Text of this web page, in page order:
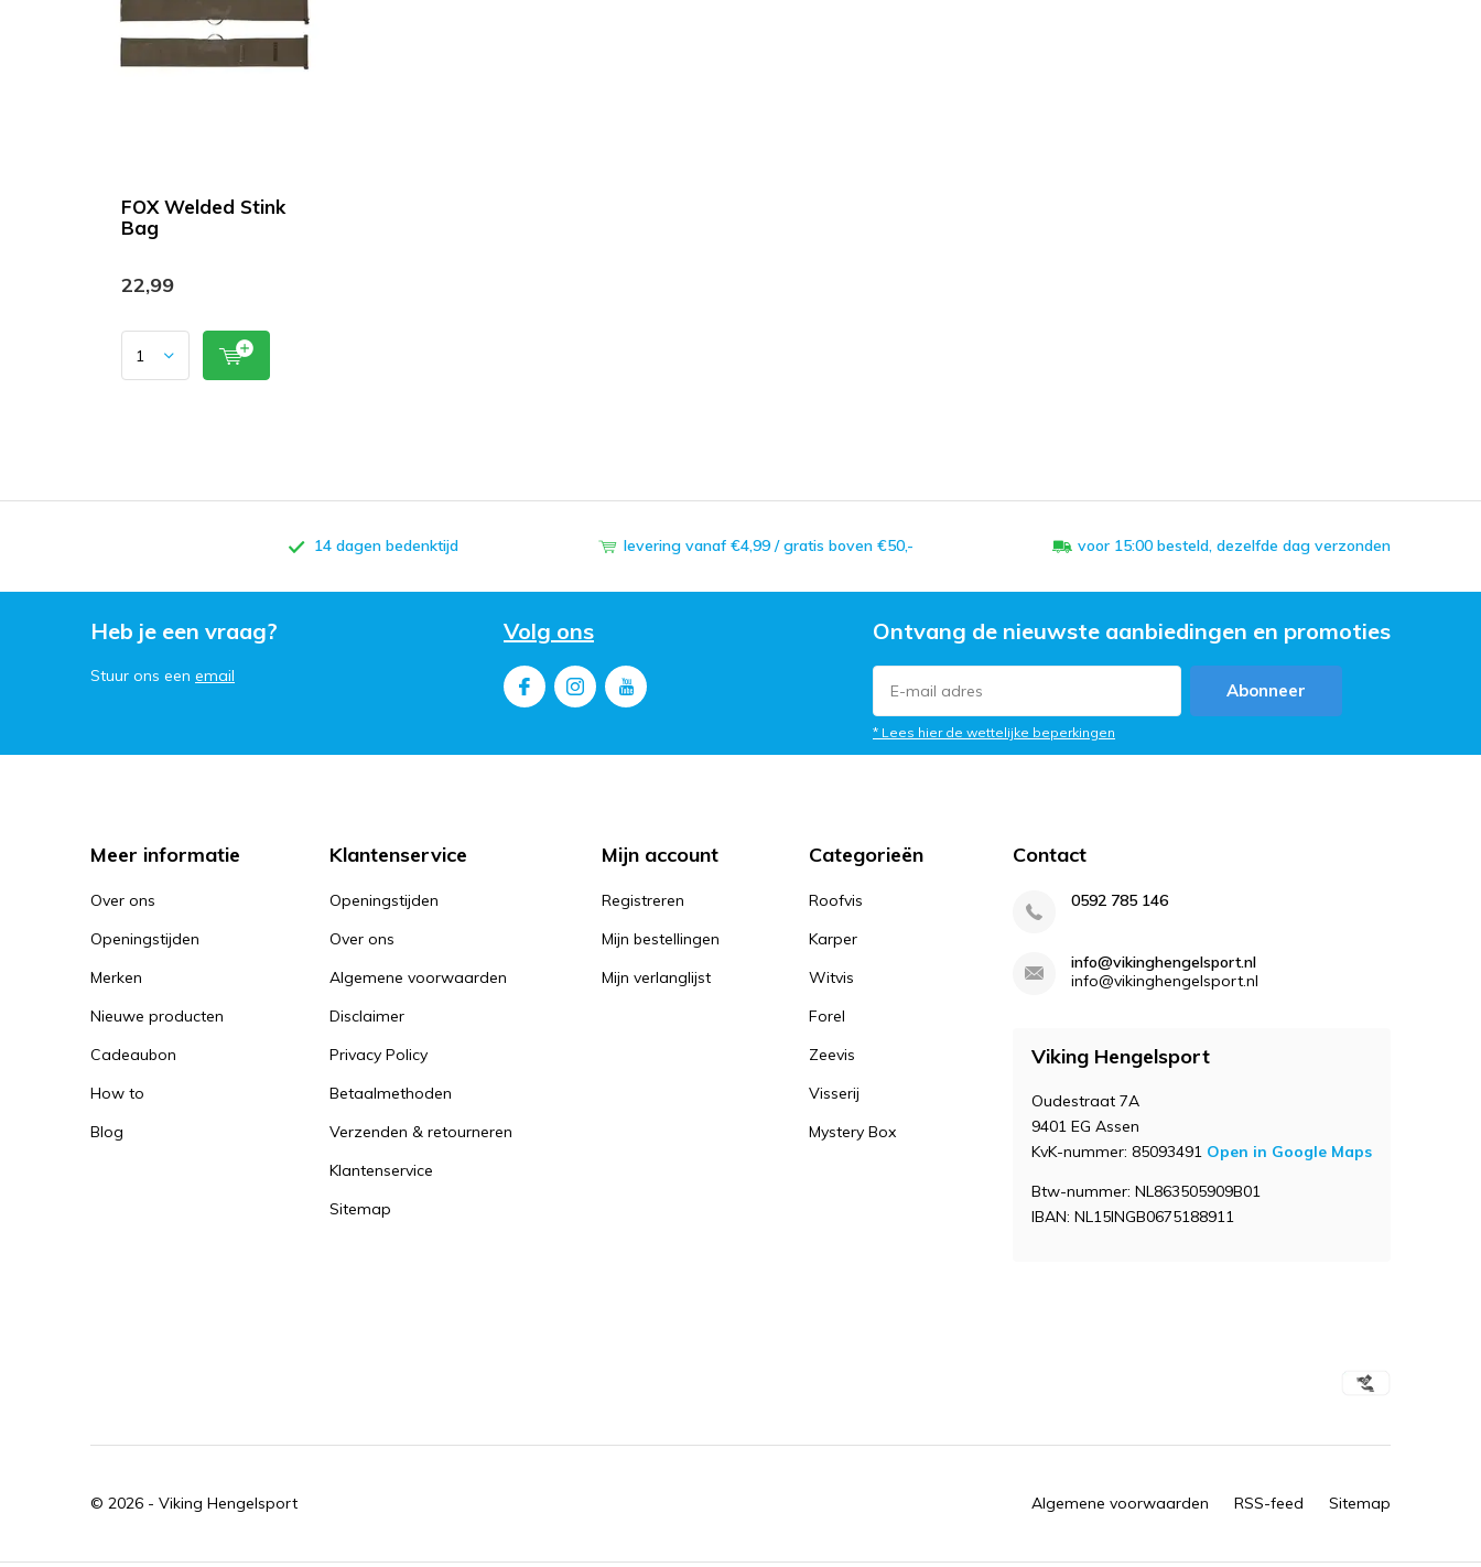
FOX Welded Stink
Bag
22,99
14 dagen bedenktijd levering vanaf €4,99 / gratis boven €50,- voor 15:00 besteld, dezelfde dag verzonden
Heb je een vraag?
Stuur ons een email
Volg ons Ontvang de nieuwste aanbiedingen en promoties
Abonneer
* Lees hier de wettelijke beperkingen
Meer informatie
Over ons
Openingstijden
Merken
Nieuwe producten
Cadeaubon
How to
Blog
Klantenservice
Openingstijden
Over ons
Algemene voorwaarden
Disclaimer
Privacy Policy
Betaalmethoden
Verzenden & retourneren
Klantenservice
Sitemap
Mijn account
Registreren
Mijn bestellingen
Mijn verlanglijst
Categorieën
Roofvis
Karper
Witvis
Forel
Zeevis
Visserij
Mystery Box
Contact
0592 785 146
info@vikinghengelsport.nl
info@vikinghengelsport.nl
Viking Hengelsport
Oudestraat 7A
9401 EG Assen
KvK-nummer: 85093491 Open in Google Maps
Btw-nummer: NL863505909B01
IBAN: NL15INGB0675188911
© 2026 - Viking Hengelsport Algemene voorwaarden RSS-feed Sitemap